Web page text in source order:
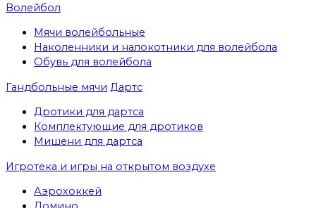
Волейбол
Мячи волейбольные
Наколенники и налокотники для волейбола
Обувь для волейбола
Гандбольные мячи Дартс
Дротики для дартса
Комплектующие для дротиков
Мишени для дартса
Игротека и игры на открытом воздухе
Аэрохоккей